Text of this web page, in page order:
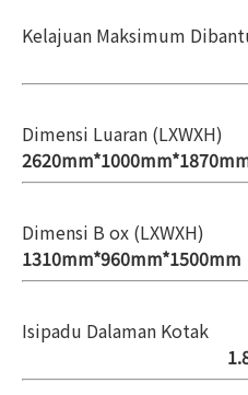
Kelajuan Maksimum
Dimensi Luaran
Dimensi B ox
1310mm*960mm*1500mm
Isipadu